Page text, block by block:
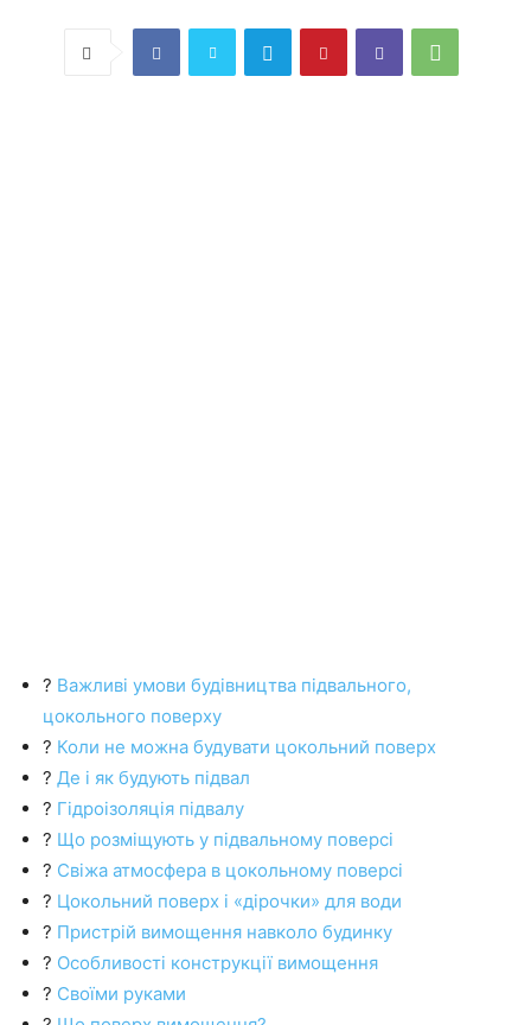
? Важливі умови будівництва підвального,
цокольного поверху
? Коли не можна будувати цокольний поверх
? Де і як будують підвал
? Гідроізоляція підвалу
? Що розміщують у підвальному поверсі
? Свіжа атмосфера в цокольному поверсі
? Цокольний поверх і «дірочки» для води
? Пристрій вимощення навколо будинку
? Особливості конструкції вимощення
? Своїми руками